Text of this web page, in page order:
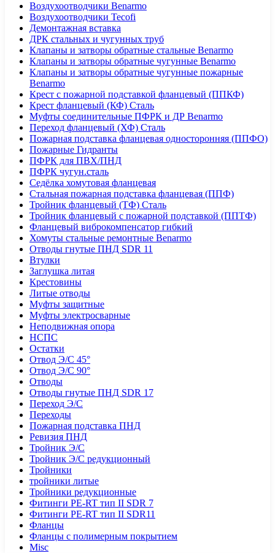
Воздухоотводчики Benarmo
Воздухоотводчики Tecofi
Демонтажная вставка
ДРК стальных и чугунных труб
Клапаны и затворы обратные стальные Benarmo
Клапаны и затворы обратные чугунные Benarmo
Клапаны и затворы обратные чугунные пожарные
Benarmo
Крест с пожарной подставкой фланцевый (ППКФ)
Крест фланцевый (КФ) Сталь
Муфты соединительные ПФРК и ДР Benarmo
Переход фланцевый (ХФ) Сталь
Пожарная подставка фланцевая односторонняя (ППФО)
Пожарные Гидранты
ПФРК для ПВХ/ПНД
ПФРК чугун.сталь
Седёлка хомутовая фланцевая
Стальная пожарная подставка фланцевая (ППФ)
Тройник фланцевый (ТФ) Сталь
Тройник фланцевый с пожарной подставкой (ППТФ)
Фланцевый виброкомпенсатор гибкий
Хомуты стальные ремонтные Benarmo
Отводы гнутые ПНД SDR 11
Втулки
Заглушка литая
Крестовины
Литые отводы
Муфты защитные
Муфты электросварные
Неподвижная опора
НСПС
Остатки
Отвод Э/С 45°
Отвод Э/С 90°
Отводы
Отводы гнутые ПНД SDR 17
Переход Э/С
Переходы
Пожарная подставка ПНД
Ревизия ПНД
Тройник Э/С
Тройник Э/С редукционный
Тройники
тройники литые
Тройники редукционные
Фитинги PE-RT тип II SDR 7
Фитинги PE-RT тип II SDR11
Фланцы
Фланцы с полимерным покрытием
Misc